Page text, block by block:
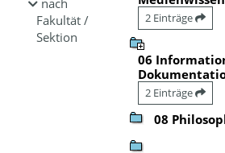
nach
Fakultät /
Sektion
2 Einträge
06
2 Einträge
08